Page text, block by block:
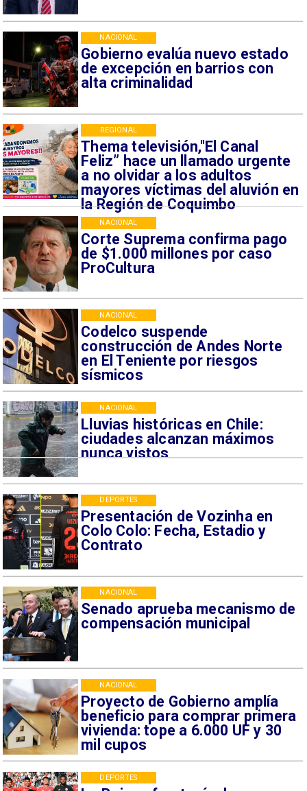
Gobierno evalúa nuevo estado
de excepción en barrios con
alta criminalidad
NACIONAL
Thema televisión,"El Canal
Feliz” hace un llamado urgente
a no olvidar a los adultos
mayores víctimas del aluvión en
la Región de Coquimbo
REGIONAL
Corte Suprema confirma pago
de $1.000 millones por caso
ProCultura
NACIONAL
Codelco suspende
construcción de Andes Norte
en El Teniente por riesgos
sísmicos
NACIONAL
Lluvias históricas en Chile:
ciudades alcanzan máximos
nunca vistos
NACIONAL
Presentación de Vozinha en
Colo Colo: Fecha, Estadio y
Contrato
DEPORTES
Senado aprueba mecanismo de
compensación municipal
NACIONAL
Proyecto de Gobierno amplía
beneficio para comprar primera
vivienda: tope a 6.000 UF y 30
mil cupos
NACIONAL
DEPORTES